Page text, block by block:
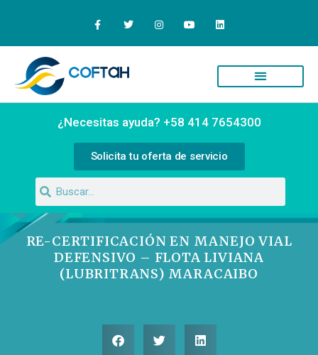
¿Necesitas ayuda? +58 414 7654300
Solicita tu oferta de servicio
RE-CERTIFICACIÓN EN MANEJO VIAL
DEFENSIVO – FLOTA LIVIANA
(LUBRITRANS) MARACAIBO